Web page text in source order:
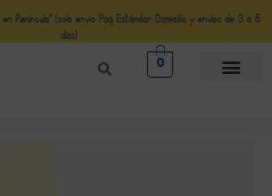
Península* (solo envio Paq Estándar Domicilio y envíos de 3 a 5
días)
0